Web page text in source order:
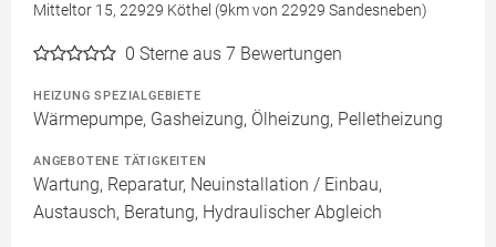
Mitteltor 15, 22929 Köthel (9km von 22929 Sandesneben)
0 Sterne aus 7 Bewertungen
HEIZUNG SPEZIALGEBIETE
Wärmepumpe, Gasheizung, Ölheizung, Pelletheizung
ANGEBOTENE TÄTIGKEITEN
Wartung, Reparatur, Neuinstallation / Einbau,
Austausch, Beratung, Hydraulischer Abgleich